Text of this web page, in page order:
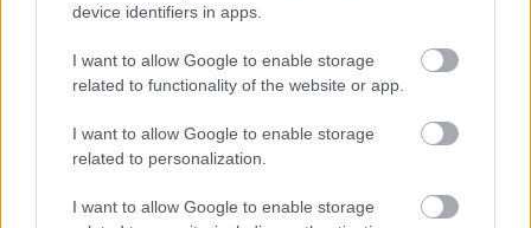
device identifiers in apps.
I want to allow Google to enable storage
related to functionality of the website or app.
I want to allow Google to enable storage
related to personalization.
I want to allow Google to enable storage